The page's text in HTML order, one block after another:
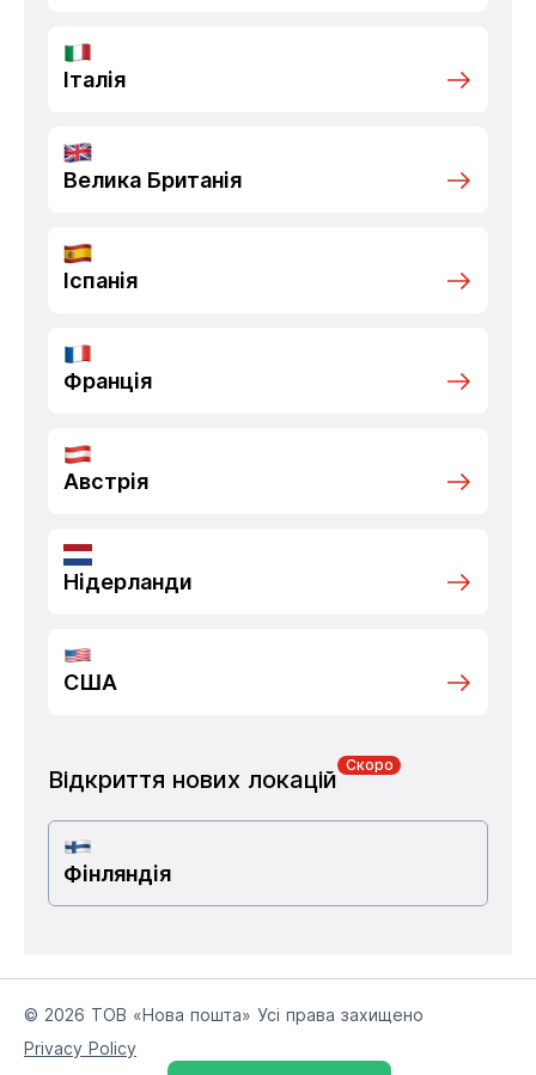
Італія
Велика Британія
Іспанія
Франція
Австрія
Нідерланди
США
Відкриття нових локацій
Скоро
Фінляндія
© 2026 ТОВ «Нова пошта» Усі права захищено
Privacy Policy